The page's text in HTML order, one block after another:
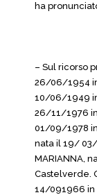
ha
– Sul ricorso
26/06/1954 in
10/06/1949 in
26/11/1976 in
01/09/1978 in
nata il 19/ 03/
MARIANNA,
Castelverde.
14/091966 in